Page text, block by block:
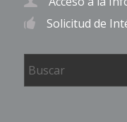
Solicitud de